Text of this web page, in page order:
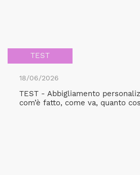
TEST
18/06/2026
TEST - Abbigliamento
com’è fatto, come va, quanto